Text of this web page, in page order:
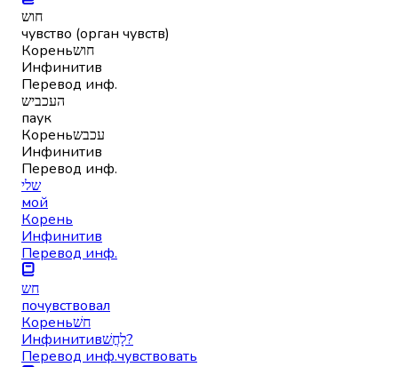
חוש
чувство (орган чувств)
Кореньחוש
Инфинитив
Перевод инф.
העכביש
паук
Кореньעכבש
Инфинитив
Перевод инф.
שלי
мой
Корень
Инфинитив
Перевод инф.
חש
почувствовал
Кореньחשׁ
Инфинитив
לָחֳשׁ?
Перевод инф.чувствовать